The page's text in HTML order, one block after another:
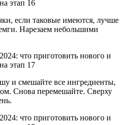
если таковые имеются, лучше
Нарезаем небольшими
и смешайте все ингредиенты,
Снова перемешайте. Сверху